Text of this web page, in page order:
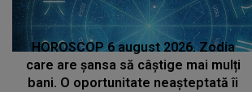
HOROSCOP 6 august 2026. Zodia
care are șansa să câștige mai mulți
bani. O oportunitate neașteptată îi